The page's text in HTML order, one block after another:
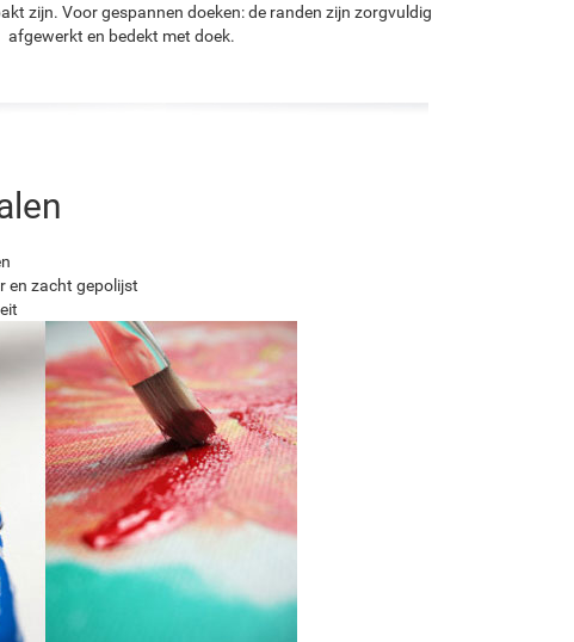
zijn. Voor gespannen doeken: de randen zijn zorgvuldig
afgewerkt en bedekt met doek.
en zacht gepolijst